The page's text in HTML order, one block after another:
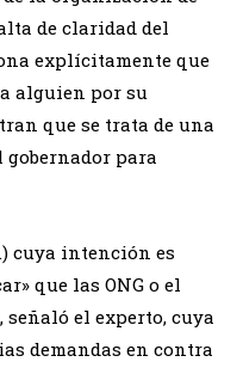
de claridad del
explícitamente que
alguien por su
que se trata de una
gobernador para
cuya intención es
que las ONG o el
señaló el experto, cuya
demandas en contra